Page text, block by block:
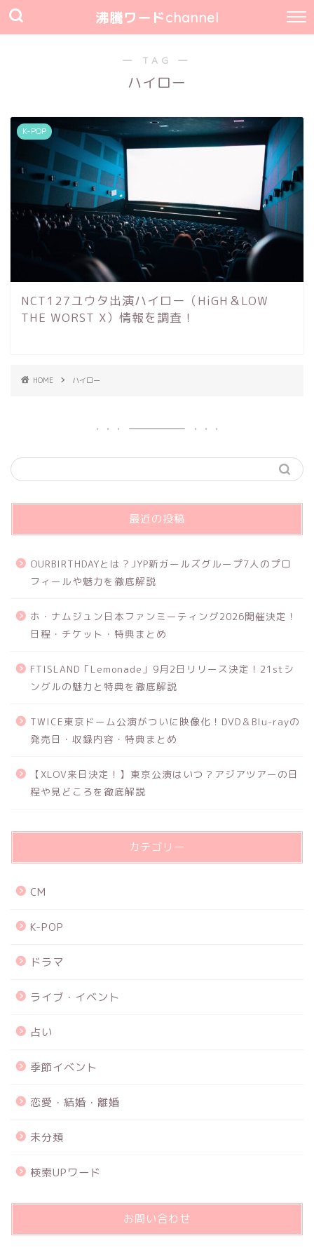
沸騰ワードchannel
― TAG ―
ハイロー
K-POP
NCT127ユウタ出演ハイロー（HiGH＆LOW
THE WORST X）情報を調査！
HOME ハイロー
最近の投稿
OURBIRTHDAYとは？JYP新ガールズグループ7人のプロ
フィールや魅力を徹底解説
ホ・ナムジュン日本ファンミーティング2026開催決定！
日程・チケット・特典まとめ
FTISLAND「Lemonade」9月2日リリース決定！21stシ
ングルの魅力と特典を徹底解説
TWICE東京ドーム公演がついに映像化！DVD＆Blu-rayの
発売日・収録内容・特典まとめ
【XLOV来日決定！】東京公演はいつ？アジアツアーの日
程や見どころを徹底解説
カテゴリー
CM
K-POP
ドラマ
ライブ・イベント
占い
季節イベント
恋愛・結婚・離婚
未分類
検索UPワード
お問い合わせ